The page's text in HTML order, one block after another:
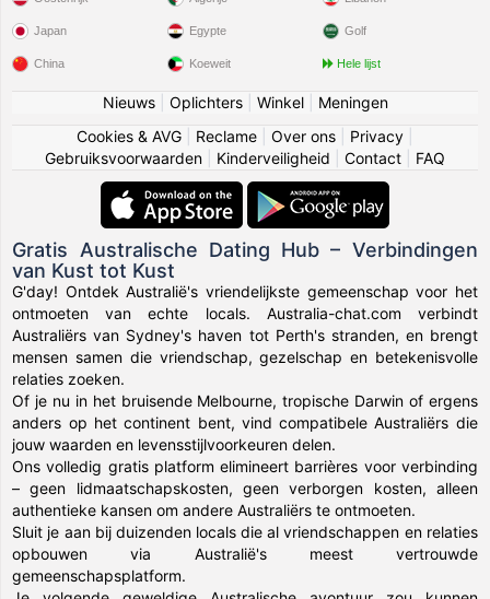
Japan
China
Egypte
Koeweit
Golf
Hele lijst
Nieuws| Oplichters| Winkel| Meningen
Cookies & AVG
Reclame Over ons Privacy
Gebruiksvoorwaarden
Kinderveiligheid Contact FAQ
Gratis Australische Dating Hub – Verbindingen
van Kust tot Kust
G'day! Ontdek Australië's vriendelijkste gemeenschap voor het
ontmoeten van echte locals. Australia-chat.com verbindt
Australiërs van Sydney's haven tot Perth's stranden, en brengt
mensen samen die vriendschap, gezelschap en betekenisvolle
relaties zoeken.
Of je nu in het bruisende Melbourne, tropische Darwin of ergens
anders op het continent bent, vind compatibele Australiërs die
jouw waarden en levensstijlvoorkeuren delen.
Ons volledig gratis platform elimineert barrières voor verbinding
– geen lidmaatschapskosten, geen verborgen kosten, alleen
authentieke kansen om andere Australiërs te ontmoeten.
Sluit je aan bij duizenden locals die al vriendschappen en relaties
opbouwen via Australië's meest vertrouwde
gemeenschapsplatform.